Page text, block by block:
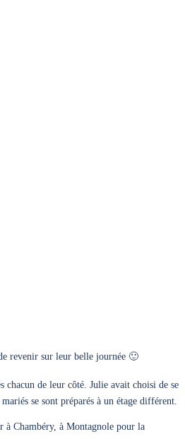
revenir sur leur belle journée 🙂
chacun de leur côté. Julie avait choisi de se
se sont préparés à un étage différent.
Chambéry, à Montagnole pour la